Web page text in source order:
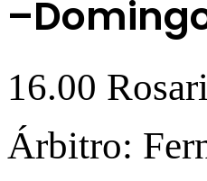
16.00
Árbitro: